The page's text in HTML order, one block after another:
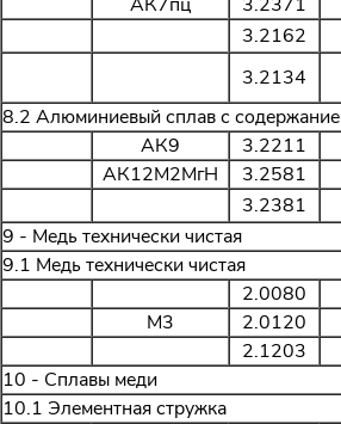
3.2162
3.2134
8.2 Алюминиевый сплав с
АК9
3.2211
АК12М2МгН
3.2581
3.2381
9 - Медь технически чистая
9.1 Медь технически чистая
2.0080
М3
2.0120
2.1203
10 - Сплавы меди
10.1 Элементная стружка